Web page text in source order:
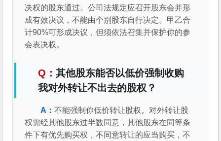
决权的股东通过。公司法规定应召开股东会并形
成有效决议，不能由个别股东自行决定。甲乙合
计90%可形成决议，但须依法召集并保护你的参
会表决权。
其他股东能否以低价强制收购
我对外转让不出去的股权？
不能强制你低价转让股权。对外转让股
权需经其他股东过半数同意，其他股东在同等条
件下有优先购买权，不同意转让的应当购买，不